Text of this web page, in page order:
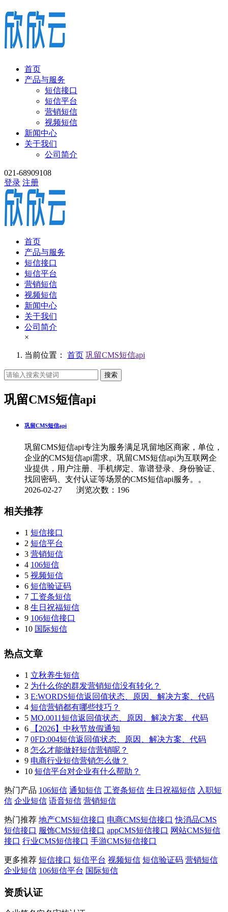
首页
产品与服务
短信接口
短信平台
营销短信
视频短信
新闻中心
关于我们
公司简介
021-68909108
登录 注册
首页
产品与服务
短信接口
短信平台
营销短信
视频短信
新闻中心
关于我们
公司简介
×
当前位置： 首页 巩留CMS短信api
搜索
巩留CMS短信api
巩留CMS短信api
巩留CMS短信api专注为服务满足巩留地区商家，单位，
企业的CMS短信api需求。巩留CMS短信api为互联网企
业提供，用户注册、手机绑定、靠谱登录、身份验证、
找回密码、支付认证等场景的CMS短信api服务。。
2026-02-27 浏览次数：196
相关推荐
1 短信接口
2 短信平台
3 营销短信
4 106短信
5 视频短信
6 短信验证码
7 工资条短信
8 生日祝福短信
9 106短信接口
10 国际短信
热点文章
1 立秋养生短信
2 为什么你的群发营销短信没有转化？
3 E:WORDS短信返回值状态、原因、解决方案、代码
4 短信营销都有哪些技巧？
5 MO.0011短信返回值状态、原因、解决方案、代码
6
【2026】中秋节放假通知
7 0FD:004短信返回值状态、原因、解决方案、代码
8 怎么才能做好短信营销呢？
9 电商行业短信营销怎么做？
10 短信平台对企业有什么帮助？
热门产品 106短信 通知短信 工资条短信 生日祝福短信 入职短
信 企业短信 语音短信 营销短信
热门推荐 地产CMS短信接口 电商CMS短信接口 快消品CMS
短信接口 服饰CMS短信接口 appCMS短信接口 网站CMS短信
接口 行业CMS短信接口 手游CMS短信接口
更多推荐 短信接口 短信平台 视频短信 短信验证码 营销短信
企业短信 106短信平台 国际短信
资质认证